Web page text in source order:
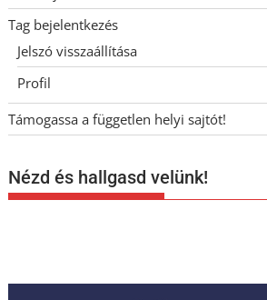
Tag bejelentkezés
Jelszó visszaállítása
Profil
Támogassa a független helyi sajtót!
Nézd és hallgasd velünk!